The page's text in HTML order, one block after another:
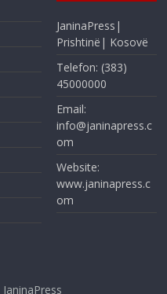
JaninaPress|
Prishtinë| Kosovë
Telefon: (383)
45000000
Email:
info@janinapress.c
om
Website:
www.janinapress.c
om
JaninaPress